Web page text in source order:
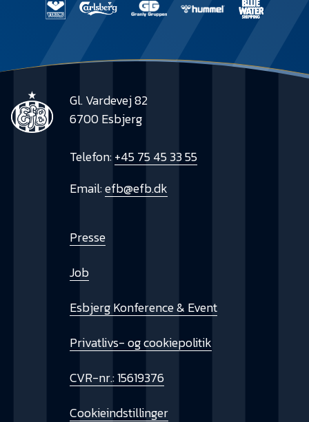
Gl. Vardevej 82
6700 Esbjerg
Telefon:+45 75 45 33 55
Email:efb@efb.dk
Presse
Job
Esbjerg Konference & Event
Privatlivs- og cookiepolitik
CVR-nr.: 15619376
Cookieindstillinger